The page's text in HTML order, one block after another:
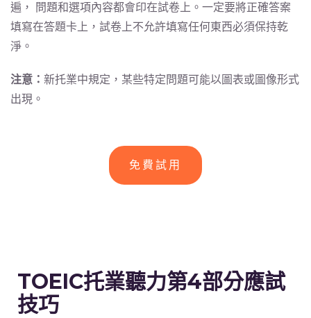
遍， 問題和選項內容都會印在試卷上。一定要將正確答案
填寫在答題卡上，試卷上不允許填寫任何東西必須保持乾
淨。
注意： 新托業中規定，某些特定問題可能以圖表或圖像形式
出現。
免費試用
TOEIC托業聽力第4部分應試
技巧